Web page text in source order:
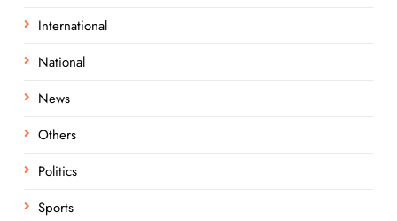
International
National
News
Others
Politics
Sports